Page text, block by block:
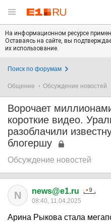
На информационном ресурсе
Оставаясь на сайте, вы
их использование.
Поиск по форумам
Общение Обсуждение новостей
Ворочает
короткие видео.
разоблачили
блогершу
Обсуждение новостей
N news@e1.ru
08:40, 11.04.2025
Арина Рыкова стала